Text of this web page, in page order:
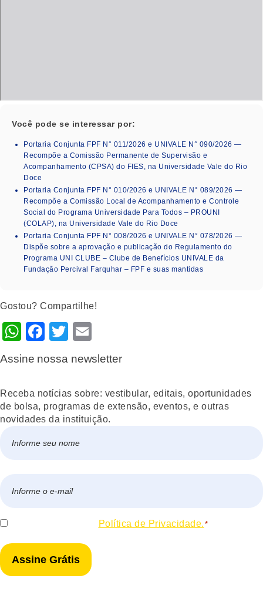
Você pode se interessar por:
Portaria Conjunta FPF N° 011/2026 e UNIVALE N° 090/2026 —
Recompõe a Comissão Permanente de Supervisão e
Acompanhamento (CPSA) do FIES, na Universidade Vale do Rio
Doce
Portaria Conjunta FPF N° 010/2026 e UNIVALE N° 089/2026 —
Recompõe a Comissão Local de Acompanhamento e Controle
Social do Programa Universidade Para Todos – PROUNI
(COLAP), na Universidade Vale do Rio Doce
Portaria Conjunta FPF N° 008/2026 e UNIVALE N° 078/2026 —
Dispõe sobre a aprovação e publicação do Regulamento do
Programa UNI CLUBE – Clube de Benefícios UNIVALE da
Fundação Percival Farquhar – FPF e suas mantidas
Gostou? Compartilhe!
WhatsApp
Facebook
Twitter
Assine nossa newsletter
Receba notícias sobre: vestibular, editais, oportunidades
de bolsa, programas de extensão, eventos, e outras
novidades da instituição.
mail
Consentir Política de Privacidade. *